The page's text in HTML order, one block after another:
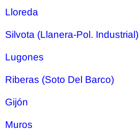
Lloreda
Silvota (Llanera-Pol. Industrial)
Lugones
Riberas (Soto Del Barco)
Gijón
Muros